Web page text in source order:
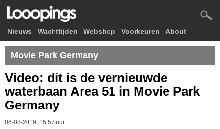
Nieuws Wachttijden Webshop Voorkeuren About
Movie Park Germany
Video: dit is de vernieuwde
waterbaan Area 51 in Movie Park
Germany
06-08-2019, 15.57 uur